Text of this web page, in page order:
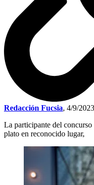
Redacción Fucsia, 4/9/2023
La participante del
plato en reconocido lugar,